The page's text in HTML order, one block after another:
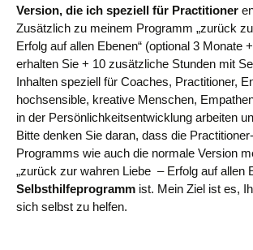
Version, die ich speziell für Practitioner
Zusätzlich zu meinem Programm „zurück
Erfolg auf allen Ebenen“ (optional 3 Monate
erhalten Sie + 10 zusätzliche Stunden mit
Inhalten speziell für Coaches, Practitioner,
hochsensible, kreative Menschen,
in der Persönlichkeitsentwicklung arbeiten
Bitte denken Sie daran, dass die
Programms wie auch die normale Version
„zurück zur wahren Liebe – Erfolg auf allen
Selbsthilfeprogramm ist. Mein Ziel ist es,
sich selbst zu helfen.